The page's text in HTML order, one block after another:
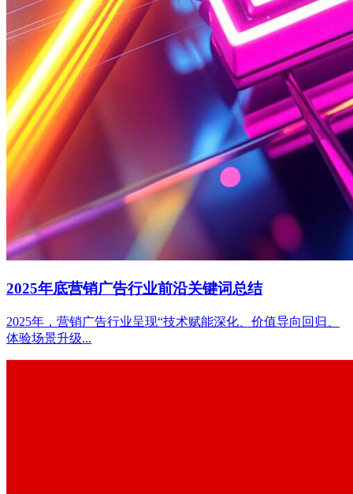
2025年底营销广告行业前沿关键词总结
2025年，营销广告行业呈现“技术赋能深化、价值导向回归、
体验场景升级...